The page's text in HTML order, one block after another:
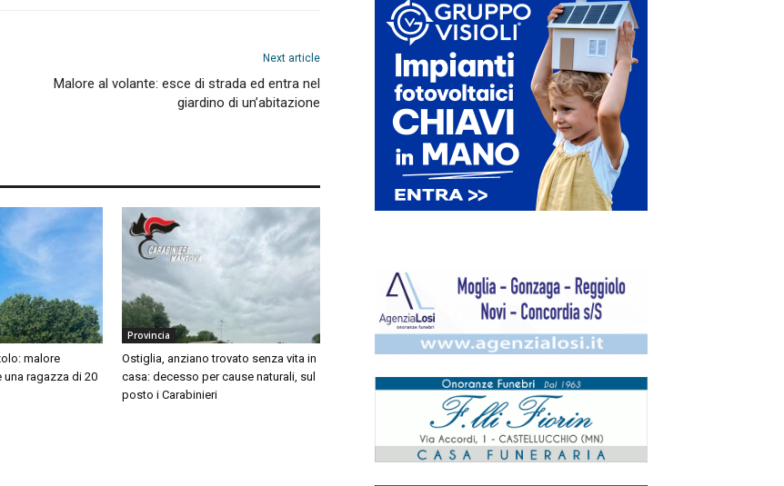
Next article
Malore al volante: esce di strada ed entra nel
giardino di un’abitazione
malore
ragazza di 20
Provincia
Ostiglia, anziano trovato senza vita in
casa: decesso per cause naturali, sul
posto i Carabinieri